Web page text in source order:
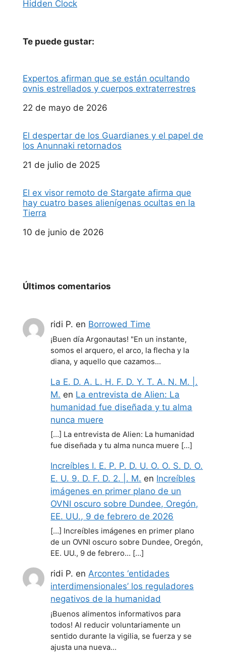
Hidden Clock
Te puede gustar:
Expertos afirman que se están ocultando
ovnis estrellados y cuerpos extraterrestres
Fecha
22 de mayo de 2026
El despertar de los Guardianes y el papel de
los Anunnaki retornados
Fecha
21 de julio de 2025
El ex visor remoto de Stargate afirma que
hay cuatro bases alienígenas ocultas en la
Tierra
Fecha
10 de junio de 2026
Últimos comentarios
ridi P. en Borrowed Time
¡Buen día Argonautas! "En un instante,
somos el arquero, el arco, la flecha y la
diana, y aquello que cazamos…
La E. D. A. L. H. F. D. Y. T. A. N. M. |.
M. en La entrevista de Alien: La
humanidad fue diseñada y tu alma
nunca muere
[…] La entrevista de Alien: La humanidad
fue diseñada y tu alma nunca muere […]
Increíbles I. E. P. P. D. U. O. O. S. D. O.
E. U. 9. D. F. D. 2. |. M. en Increíbles
imágenes en primer plano de un
OVNI oscuro sobre Dundee, Oregón,
EE. UU., 9 de febrero de 2026
[…] Increíbles imágenes en primer plano
de un OVNI oscuro sobre Dundee, Oregón,
EE. UU., 9 de febrero… […]
ridi P. enArcontes ‘entidades
interdimensionales’ los reguladores
negativos de la humanidad
¡Buenos alimentos informativos para
todos! Al reducir voluntariamente un
sentido durante la vigilia, se fuerza y se
ajusta una nueva…